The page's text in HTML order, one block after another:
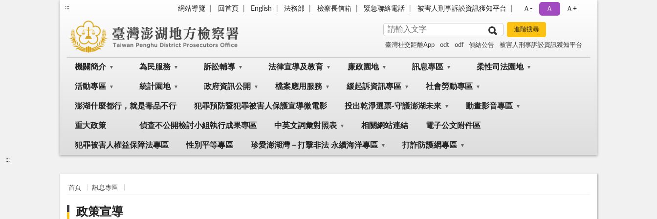
::: 網站導覽 回首頁 English 法務部 檢察長信箱 緊急聯絡電話 被害人刑事訴訟資訊獲知平台 Ａ- Ａ Ａ+
臺灣社交距離App odt odf 偵結公告 被害人刑事訴訟資訊獲知平台
機關簡介 為民服務 訴訟輔導 法律宣導及教育 廉政園地 訊息專區 柔性司法園地
活動專區 統計園地 政府資訊公開 檔案應用服務 緩起訴資訊專區 社會勞動專區
澎湖什麼都行，就是毒品不行 犯罪預防暨犯罪被害人保護宣導微電影 投出乾淨選票-守護澎湖未來 動畫影音專區
重大政策 偵查不公開檢討小組執行成果專區 中英文詞彙對照表 相關網站連結 電子公文附件區
犯罪被害人權益保障法專區 性別平等專區 珍愛澎湖灣－打擊非法 永續海洋專區 打詐防護網專區
:::
首頁 訊息專區
政策宣導